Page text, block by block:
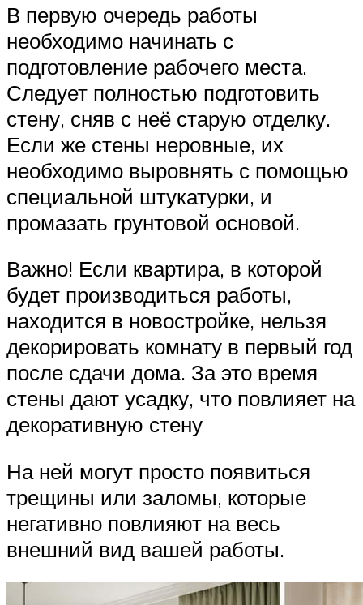
В первую очередь работы
необходимо начинать с
подготовление рабочего места.
Следует полностью подготовить
стену, сняв с неё старую отделку.
Если же стены неровные, их
необходимо выровнять с помощью
специальной штукатурки, и
промазать грунтовой основой.
Важно! Если квартира, в которой
будет производиться работы,
находится в новостройке, нельзя
декорировать комнату в первый год
после сдачи дома. За это время
стены дают усадку, что повлияет на
декоративную стену
На ней могут просто появиться
трещины или заломы, которые
негативно повлияют на весь
внешний вид вашей работы.